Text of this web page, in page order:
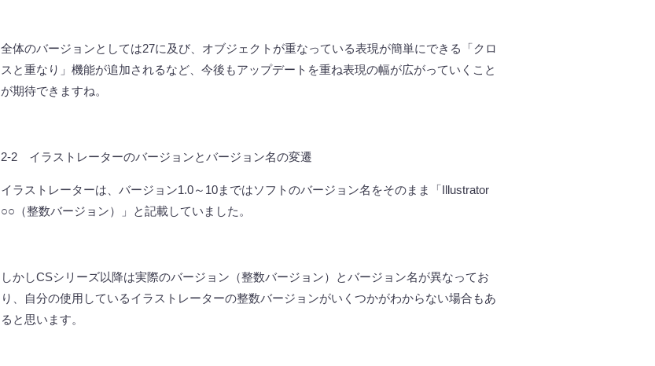
全体のバージョンとしては27に及び、オブジェクトが重なっている表現が簡単にできる「クロ
スと重なり」機能が追加されるなど、今後もアップデートを重ね表現の幅が広がっていくこと
が期待できますね。
2-2 イラストレーターのバージョンとバージョン名の変遷
イラストレーターは、バージョン1.0～ 10まではソフトのバージョン名をそのまま「Illustrator
○○ （整数バージョン）」と記載していました。
しかしCSシリーズ以降は実際のバージョン（整数バージョン）とバージョン名が異なってお
り、自分の使用しているイラストレーターの整数バージョンがいくつかがわからない場合もあ
ると思います。